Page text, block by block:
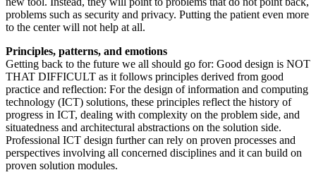
problems such as security and privacy. Putting the patient even more
to the center will not help at all.
Principles, patterns, and emotions
Getting back to the future we all should go for: Good design is NOT
THAT DIFFICULT as it follows principles derived from good
practice and reflection: For the design of information and computing
technology (ICT) solutions, these principles reflect the history of
progress in ICT, dealing with complexity on the problem side, and
situatedness and architectural abstractions on the solution side.
Professional ICT design further can rely on proven processes and
perspectives involving all concerned disciplines and it can build on
proven solution modules.